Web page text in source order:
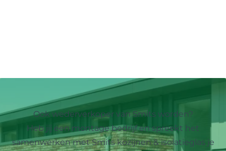
Ook wederverkoper van Smits worden?
Heb jij een montage bedrijf en spreekt het
samenwerken met Smits kozijnen & isolatieglas je